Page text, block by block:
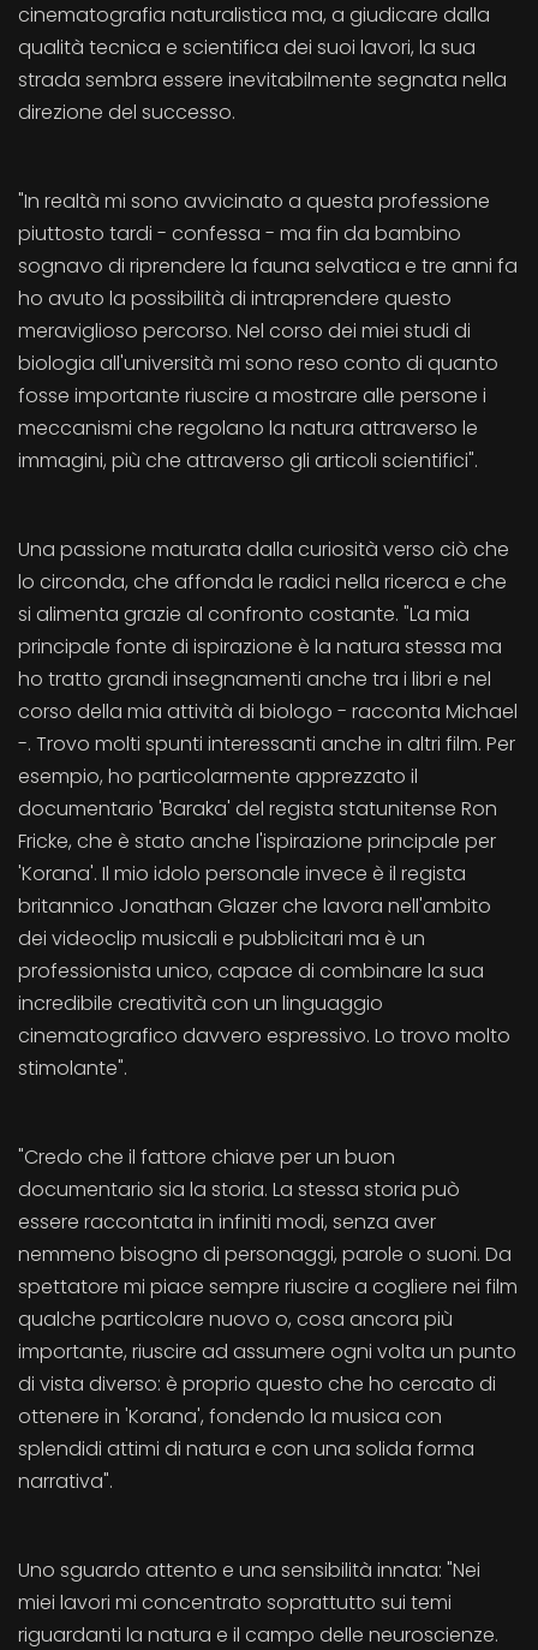
cinematografia naturalistica ma, a giudicare dalla
qualità tecnica e scientifica dei suoi lavori, la sua
strada sembra essere inevitabilmente segnata nella
direzione del successo.
"In realtà mi sono avvicinato a questa professione
piuttosto tardi - confessa - ma fin da bambino
sognavo di riprendere la fauna selvatica e tre anni fa
ho avuto la possibilità di intraprendere questo
meraviglioso percorso. Nel corso dei miei studi di
biologia all'università mi sono reso conto di quanto
fosse importante riuscire a mostrare alle persone i
meccanismi che regolano la natura attraverso le
immagini, più che attraverso gli articoli scientifici".
Una passione maturata dalla curiosità verso ciò che
lo circonda, che affonda le radici nella ricerca e che
si alimenta grazie al confronto costante. "La mia
principale fonte di ispirazione è la natura stessa ma
ho tratto grandi insegnamenti anche tra i libri e nel
corso della mia attività di biologo - racconta Michael
-. Trovo molti spunti interessanti anche in altri film. Per
esempio, ho particolarmente apprezzato il
documentario 'Baraka' del regista statunitense Ron
Fricke, che è stato anche l'ispirazione principale per
'Korana'. Il mio idolo personale invece è il regista
britannico Jonathan Glazer che lavora nell'ambito
dei videoclip musicali e pubblicitari ma è un
professionista unico, capace di combinare la sua
incredibile creatività con un linguaggio
cinematografico davvero espressivo. Lo trovo molto
stimolante".
"Credo che il fattore chiave per un buon
documentario sia la storia. La stessa storia può
essere raccontata in infiniti modi, senza aver
nemmeno bisogno di personaggi, parole o suoni. Da
spettatore mi piace sempre riuscire a cogliere nei film
qualche particolare nuovo o, cosa ancora più
importante, riuscire ad assumere ogni volta un punto
di vista diverso: è proprio questo che ho cercato di
ottenere in 'Korana', fondendo la musica con
splendidi attimi di natura e con una solida forma
narrativa".
Uno sguardo attento e una sensibilità innata: "Nei
miei lavori mi concentrato soprattutto sui temi
riguardanti la natura e il campo delle neuroscienze.